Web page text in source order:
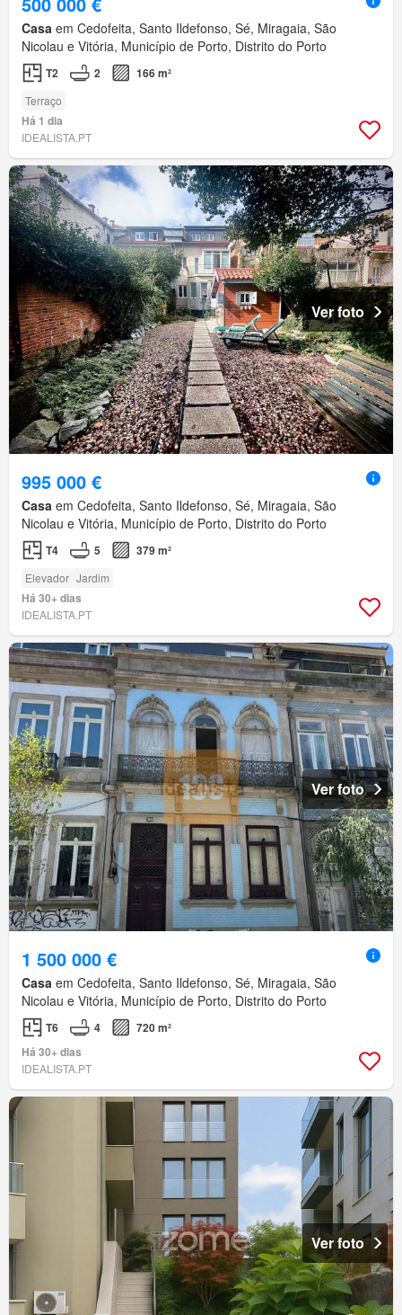
Casa em Cedofeita, Santo Ildefonso, Sé, Miragaia, São
Nicolau e Vitória, Município de Porto, Distrito do Porto
T2 2 166 m²
Terraço
Há 1 dia
IDEALISTA.PT
Ver foto
995 000 €
Casa em Cedofeita, Santo Ildefonso, Sé, Miragaia, São
Nicolau e Vitória, Município de Porto, Distrito do Porto
T4 5 379 m²
Elevador Jardim
Há 30+ dias
IDEALISTA.PT
Ver foto
1 500 000 €
Casa em Cedofeita, Santo Ildefonso, Sé, Miragaia, São
Nicolau e Vitória, Município de Porto, Distrito do Porto
T6 4
720 m²
Há 30+ dias
IDEALISTA.PT
Ver foto